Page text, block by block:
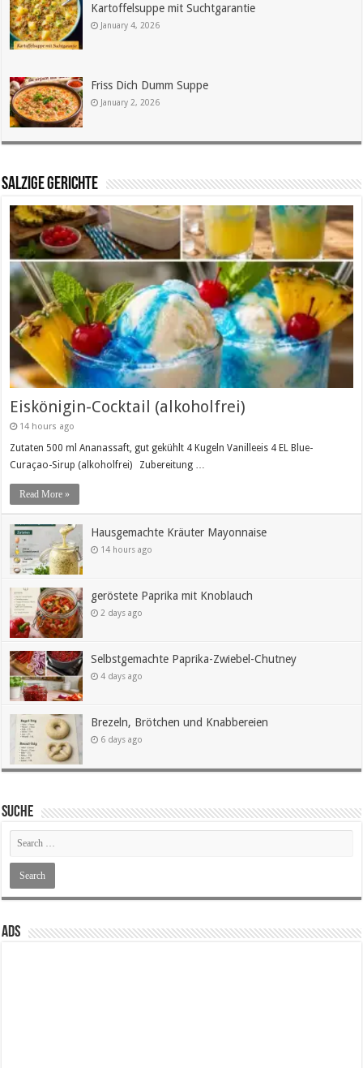
Kartoffelsuppe mit Suchtgarantie
January 4, 2026
Friss Dich Dumm Suppe
January 2, 2026
SALZIGE GERICHTE
Eiskönigin-Cocktail (alkoholfrei)
14 hours ago
Zutaten 500 ml Ananassaft, gut gekühlt 4 Kugeln Vanilleeis 4 EL Blue-
Curaçao-Sirup (alkoholfrei) Zubereitung …
Read More »
Hausgemachte Kräuter Mayonnaise
14 hours ago
geröstete Paprika mit Knoblauch
2 days ago
Selbstgemachte Paprika-Zwiebel-Chutney
4 days ago
Brezeln, Brötchen und Knabbereien
6 days ago
SUCHE
ADS